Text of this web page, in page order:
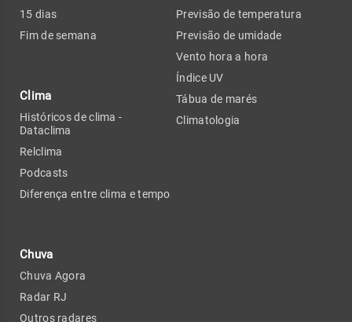
15 dias
Fim de semana
Clima
Históricos de clima -
Dataclima
Relclima
Podcasts
Diferença entre clima e tempo
Chuva
Chuva Agora
Radar RJ
Outros radares
Previsão de temperatura
Previsão de umidade
Vento hora a hora
Índice UV
Tábua de marés
Climatologia